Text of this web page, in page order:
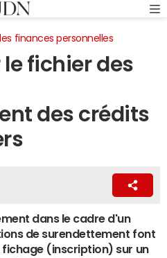
finances personnelles
avec sa banque
le fichier des
des crédits
dans le cadre d'un
de surendettement font
fichage (inscription) sur un